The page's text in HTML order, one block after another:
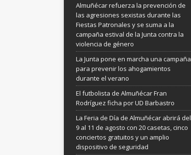
Almuñécar refuerza la prevención de
las agresiones sexistas durante las
Fiestas Patronales y se suma a la
campaña estival de la Junta contra la
violencia de género
La Junta pone en marcha una campaña
para prevenir los ahogamientos
durante el verano
El futbolista de Almuñécar Fran
Rodríguez ficha por UD Barbastro
La Feria de Día de Almuñécar abrirá del
9 al 11 de agosto con 20 casetas, cinco
conciertos gratuitos y un amplio
dispositivo de seguridad